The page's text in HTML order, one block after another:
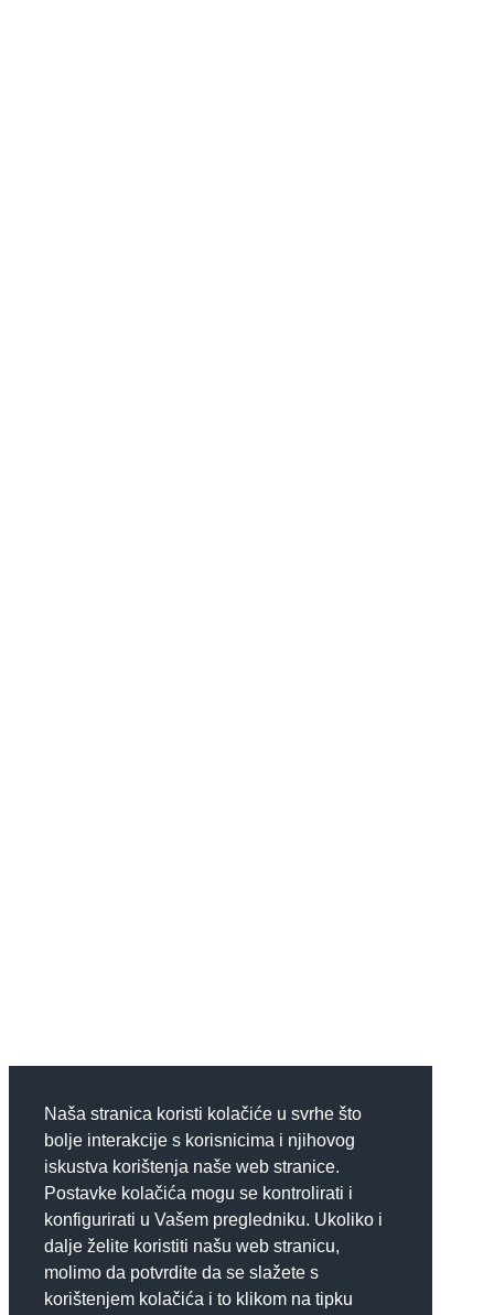
Naša stranica koristi kolačiće u svrhe što
bolje interakcije s korisnicima i njihovog
iskustva korištenja naše web stranice.
Postavke kolačića mogu se kontrolirati i
konfigurirati u Vašem pregledniku. Ukoliko i
dalje želite koristiti našu web stranicu,
molimo da potvrdite da se slažete s
korištenjem kolačića i to klikom na tipku